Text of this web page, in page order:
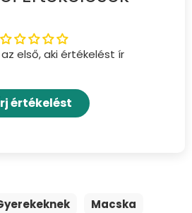
első, aki értékelést ír
értékelést
Macska